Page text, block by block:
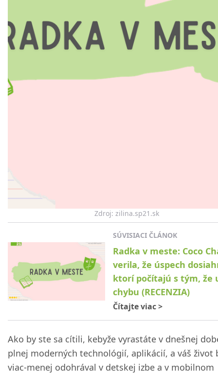
Zdroj: zilina.sp21.sk
SÚVISIACI ČLÁNOK
Radka v meste: Coco
verila, že úspech
ktorí počítajú s tým, že
chybu (RECENZIA)
Čítajte viac>
Ako by ste sa cítili, kebyže vyrastáte v dnešnej
plnej moderných technológií, aplikácií, a váš život
viac-menej odohrával v detskej izbe a v mobilnom